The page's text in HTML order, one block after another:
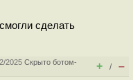
сделать
2025Скрыто ботом-
+ / –